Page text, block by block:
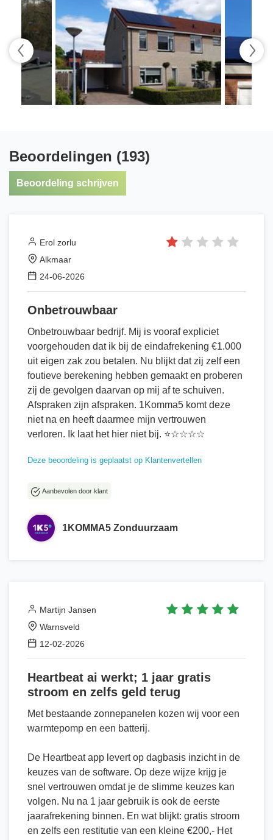
Beoordelingen (193)
Beoordeling schrijven
Erol zorlu
Alkmaar
24-06-2026
Onbetrouwbaar
Onbetrouwbaar bedrijf. Mij is vooraf expliciet
voorgehouden dat ik bij de eindafrekening €1.000
uit eigen zak zou betalen. Nu blijkt dat zij zelf een
foutieve berekening hebben gemaakt en proberen
zij de gevolgen daarvan op mij af te schuiven.
Afspraken zijn afspraken. 1Komma5 komt deze
niet na en heeft daarmee mijn vertrouwen
verloren. Ik laat het hier niet bij. ⭐☆☆☆☆
Deze beoordeling is geplaatst op Klantenvertellen
1KOMMA5 Zonduurzaam
Aanbevolen door klant
Martijn Jansen
Warnsveld
12-02-2026
Heartbeat ai werkt; 1 jaar gratis
stroom en zelfs geld terug
Met bestaande zonnepanelen kozen wij voor een
warmtepomp en een batterij.
De Heartbeat app levert op dagbasis inzicht in de
keuzes van de software. Op deze wijze krijg je
snel vertrouwen omdat je de slimme keuzes kan
volgen. Nu na 1 jaar gebruik is ook de eerste
jaarafrekening binnen. En wat blijkt: gratis stroom
en zelfs een restitutie van een kleine €200,- Het